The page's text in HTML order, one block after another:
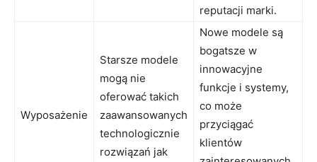
reputacji marki.
Wyposażenie
Starsze modele​
mogą nie
oferować takich
zaawansowanych
⁣technologicznie
rozwiązań jak
Nowe modele są
‍bogatsze w⁤
innowacyjne
‍funkcje i systemy,
‌co może
‌przyciągać
klientów‍